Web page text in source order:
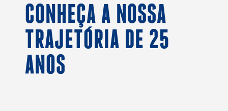
CONHEÇA A NOSSA
TRAJETÓRIA DE 25
ANOS